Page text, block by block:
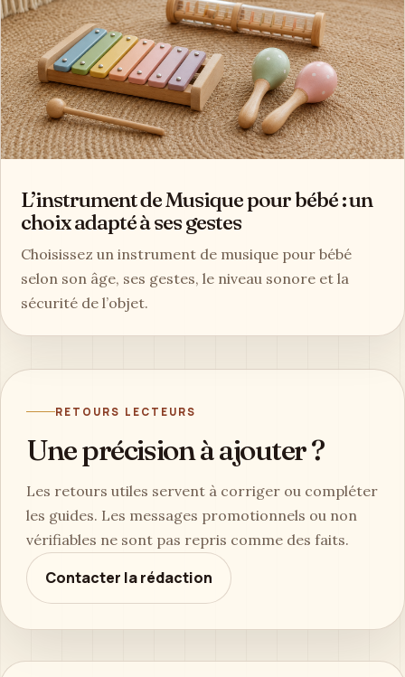
L’instrument de Musique pour bébé : un
choix adapté à ses gestes
Choisissez un instrument de musique pour bébé
selon son âge, ses gestes, le niveau sonore et la
sécurité de l’objet.
RETOURS LECTEURS
Une précision à ajouter ?
Les retours utiles servent à corriger ou compléter
les guides. Les messages promotionnels ou non
vérifiables ne sont pas repris comme des faits.
Contacter la rédaction